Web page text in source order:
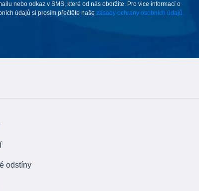
nebo odkaz v SMS, které od nás obdržíte. Pro vice informací o
údajů si prosím přečtěte naše zásady ochrany osobních údajů.
odstíny